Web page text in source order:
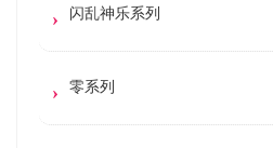
闪乱神乐系列
零系列